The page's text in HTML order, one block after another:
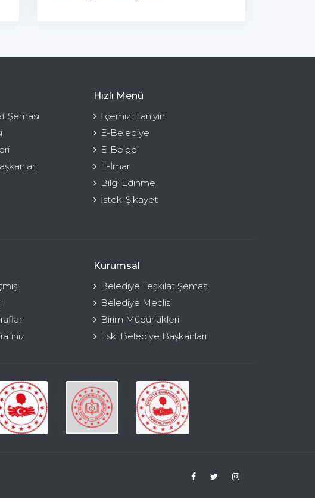
Şeması
Hızlı Menü
İlçemizi Tanıyın!
E-Belediye
E-Belge
E-İmar
Bilgi Edinme
İstek-Şikayet
Kurumsal
Belediye Teşkilat Şeması
Belediye Meclisi
Birim Müdürlükleri
Eski Belediye Başkanları